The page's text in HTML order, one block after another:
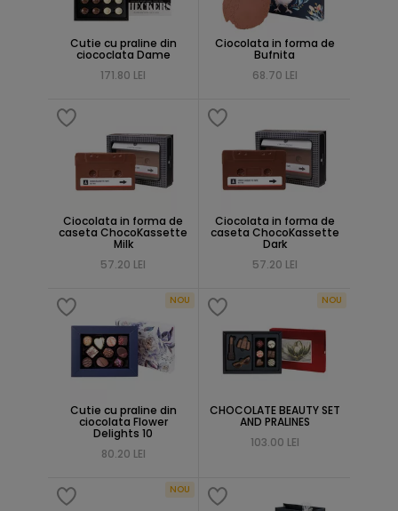
Cutie cu praline din
ciococlata Dame
171.80 LEI
Ciocolata in forma de
Bufnita
68.70 LEI
Ciocolata in forma de
caseta ChocoKassette
Milk
57.20 LEI
Ciocolata in forma de
caseta ChocoKassette
Dark
57.20 LEI
NOU
Cutie cu praline din
ciocolata Flower
Delights 10
80.20 LEI
NOU
CHOCOLATE BEAUTY SET
AND PRALINES
103.00 LEI
NOU